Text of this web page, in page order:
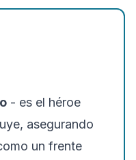
- es el héroe
asegurando
un frente